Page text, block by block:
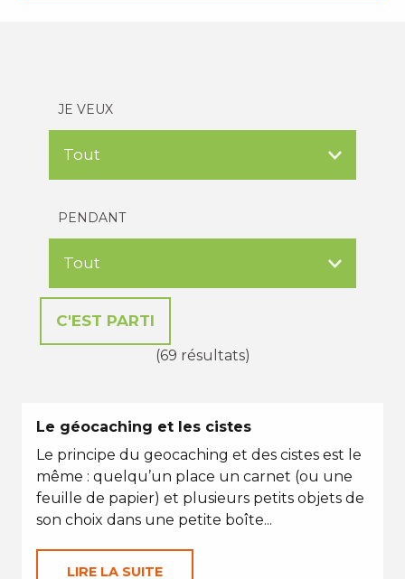
JE VEUX
PENDANT
(69 résultats)
Le géocaching et les cistes
Le principe du geocaching et des cistes est le
même : quelqu’un place un carnet (ou une
feuille de papier) et plusieurs petits objets de
son choix dans une petite boîte...
LIRE LA SUITE